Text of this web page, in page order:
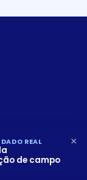
REAL
de campo
×